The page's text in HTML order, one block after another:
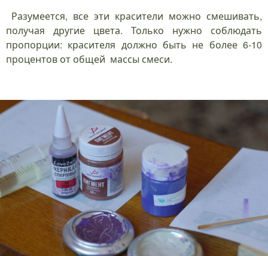
Разумеется, все эти красители можно смешивать,
получая другие цвета. Только нужно соблюдать
пропорции: красителя должно быть не более 6-10
процентов от общей массы смеси.